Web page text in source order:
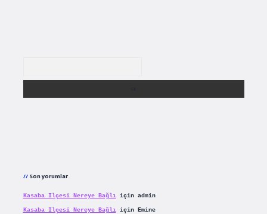
Son yorumlar
Kasaba Ilçesi Nereye Bağlıiçin admin
Kasaba Ilçesi Nereye Bağlıiçin Emine